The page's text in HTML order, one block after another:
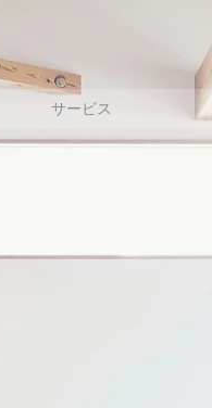
サービス